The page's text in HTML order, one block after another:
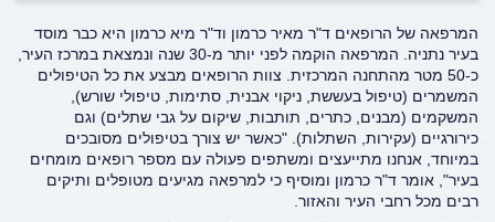
המרפאה של הרופאים ד"ר מאיר כרמון וד"ר מיא כרמון היא כבר מוסד
בעיר נתניה. המרפאה הוקמה לפני יותר מ-30 שנה ונמצאת במרכז העיר,
כ-50 מטר מהתחנה המרכזית. צוות הרופאים מבצע את כל הטיפולים
המשמרים (טיפול בעששת, ניקוי אבנית, סתימות, טיפולי שורש),
המשקמים (מבנים, כתרים, תותבות, שיקום על גבי שתלים) וגם
כירורגיים (עקירות, השתלות). "כאשר יש צורך בטיפולים מסובכים
במיוחד, אנחנו מתייעצים ומשתפים פעולה עם מספר רופאים מומחים
בעיר", אומר ד"ר כרמון ומוסיף כי למרפאה מגיעים מטופלים ותיקים
רבים מכל רחבי העיר והאזור.